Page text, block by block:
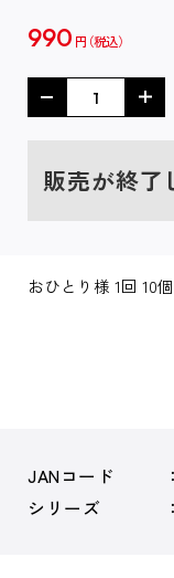
990 円
販売が終了
おひとり様 1回 10
JANコード
シリーズ